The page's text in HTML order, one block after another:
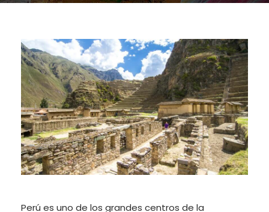
Perú es uno de los grandes centros de la